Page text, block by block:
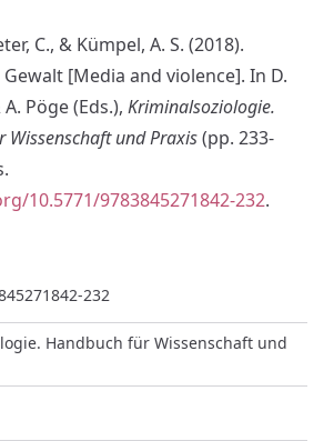
C., & Kümpel, A. S. (2018).
[Media and violence]. In D.
Pöge (Eds.), Kriminalsoziologie.
Wissenschaft und Praxis(pp. 233-
10.5771/9783845271842-232.
232
Handbuch für Wissenschaft und